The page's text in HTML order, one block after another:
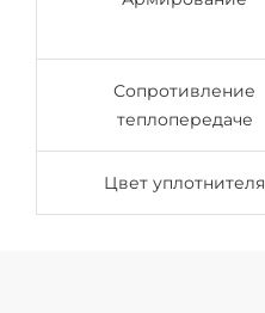
Сопротивление
теплопередаче
Цвет уплотнителя